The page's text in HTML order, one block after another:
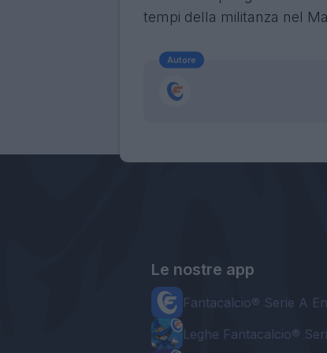
tempi della militanza nel
Autore
Le nostre app
Fantacalcio® Serie A
Leghe Fantacalcio®